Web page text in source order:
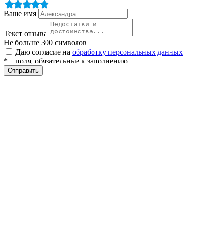
Ваше имя
Текст отзыва
Не больше 300 символов
Даю согласие на обработку персональных данных
* – поля, обязательные к заполнению
Отправить